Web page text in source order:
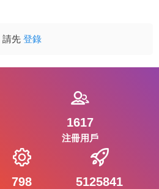
請先 登錄
1617
注冊用戶
798 5125841